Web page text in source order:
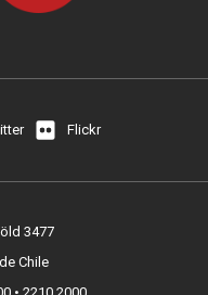
Flickr
3477
Chile
• 2210 2000